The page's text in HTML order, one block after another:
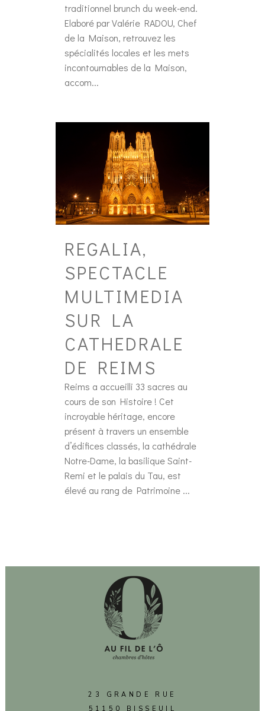
traditionnel brunch du week-end.
Elaboré par Valérie RADOU, Chef
de la Maison, retrouvez les
spécialités locales et les mets
incontournables de la Maison,
accom...
REGALIA,
SPECTACLE
MULTIMEDIA
SUR LA
CATHEDRALE
DE REIMS
Reims a accueilli 33 sacres au
cours de son Histoire ! Cet
incroyable héritage, encore
présent à travers un ensemble
d’édifices classés, la cathédrale
Notre-Dame, la basilique Saint-
Remi et le palais du Tau, est
élevé au rang de Patrimoine ...
23 GRANDE RUE
51150 BISSEUIL